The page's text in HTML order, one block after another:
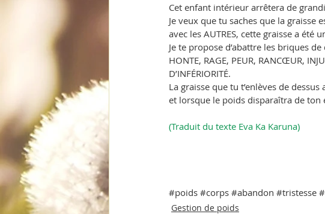
Cet enfant intérieur arrêtera de
Je veux que tu saches que la
avec les AUTRES, cette graisse a
Je te propose d’abattre les briques
HONTE, RAGE, PEUR, RANCŒUR,
D’INFÉRIORITÉ.
La graisse que tu t’enlèves de
et lorsque le poids disparaîtra de
(Traduit du texte Eva Ka Karuna)
#poids #corps #abandon #tristesse
Gestion de poids